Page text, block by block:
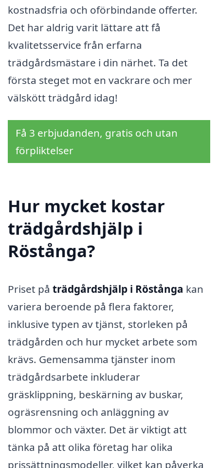
kostnadsfria och oförbindande offerter.
Det har aldrig varit lättare att få
kvalitetsservice från erfarna
trädgårdsmästare i din närhet. Ta det
första steget mot en vackrare och mer
välskött trädgård idag!
Få 3 erbjudanden, gratis och utan
förpliktelser
Hur mycket kostar
trädgårdshjälp i
Röstånga?
Priset på trädgårdshjälp i Röstånga kan
variera beroende på flera faktorer,
inklusive typen av tjänst, storleken på
trädgården och hur mycket arbete som
krävs. Gemensamma tjänster inom
trädgårdsarbete inkluderar
gräsklippning, beskärning av buskar,
ogräsrensning och anläggning av
blommor och växter. Det är viktigt att
tänka på att olika företag har olika
prissättningsmodeller, vilket kan påverka